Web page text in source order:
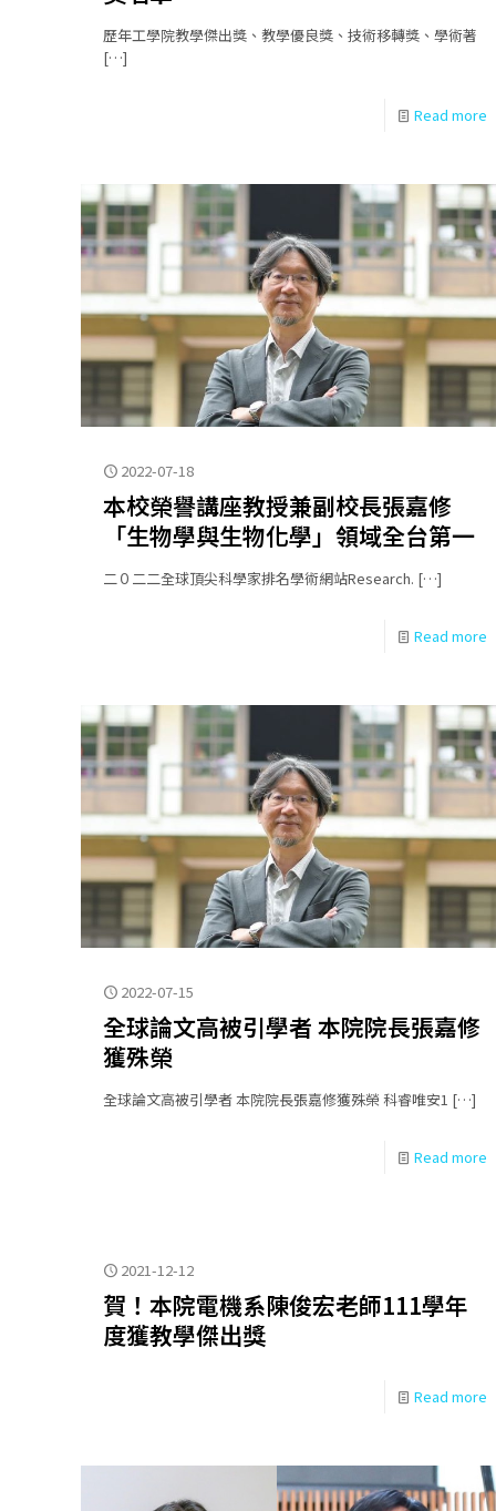
歷年工學院教學傑出獎、教學優良獎、技術移轉獎、學術著
[…]
Read more
2022-07-18
本校榮譽講座教授兼副校長張嘉修
「生物學與生物化學」領域全台第一
二０二二全球頂尖科學家排名學術網站Research. […]
Read more
2022-07-15
全球論文高被引學者 本院院長張嘉修
獲殊榮
全球論文高被引學者 本院院長張嘉修獲殊榮 科睿唯安1 […]
Read more
2021-12-12
賀！本院電機系陳俊宏老師111學年
度獲教學傑出獎
Read more